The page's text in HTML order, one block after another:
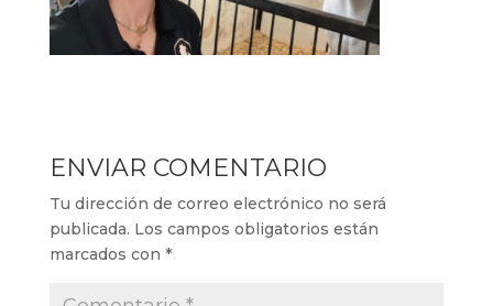
ENVIAR COMENTARIO
Tu dirección de correo electrónico no será
publicada. Los campos obligatorios están
marcados con *